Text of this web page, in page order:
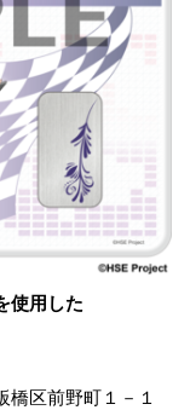
使用した
区前野町１－１